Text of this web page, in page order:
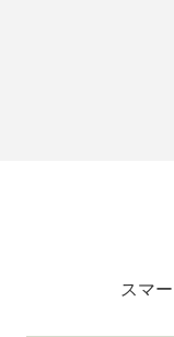
スマ